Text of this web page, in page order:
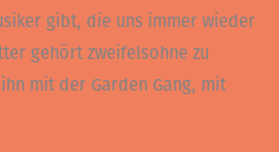
gibt, die uns immer wieder
gehört zweifelsohne zu
mit der Garden Gang, mit